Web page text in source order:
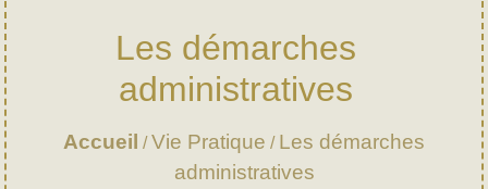
Les démarches
administratives
Accueil /Vie Pratique / Les démarches
administratives